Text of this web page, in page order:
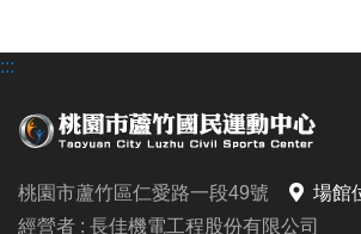
:::
桃園市蘆竹區仁愛路一段49號
場館
經營者 : 長佳機電工程股份有限公司